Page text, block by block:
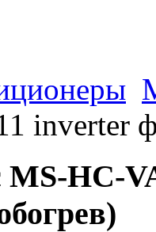
inverter
HC-